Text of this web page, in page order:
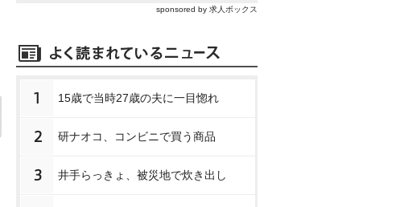
sponsored by 求人ボックス
1 15歳で当時27歳の夫に一目惚れ
2 研ナオコ、コンビニで買う商品
3 井手らっきょ、被災地で炊き出し